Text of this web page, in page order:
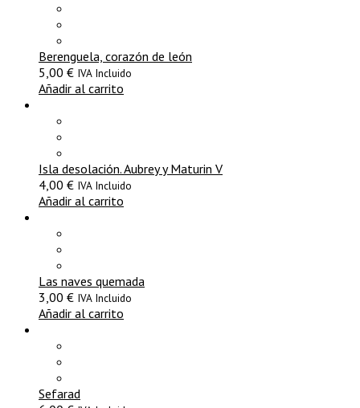
Berenguela, corazón de león
5,00 € IVA Incluido
Añadir al carrito
Isla desolación. Aubrey y Maturin V
4,00 € IVA Incluido
Añadir al carrito
Las naves quemada
3,00 € IVA Incluido
Añadir al carrito
Sefarad